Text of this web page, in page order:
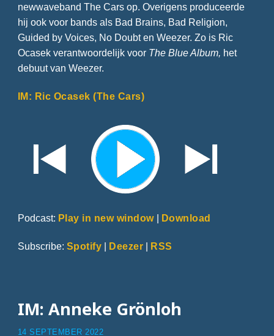
newwaveband The Cars op. Overigens produceerde
hij ook voor bands als Bad Brains, Bad Religion,
Guided by Voices, No Doubt en Weezer. Zo is Ric
Ocasek verantwoordelijk voor The Blue Album, het
debuut van Weezer.
IM: Ric Ocasek (The Cars)
Podcast: Play in new window| Download
Subscribe: Spotify | Deezer | RSS
IM: Anneke Grönloh
14 SEPTEMBER 2022